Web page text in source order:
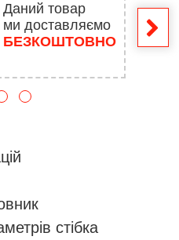
Даний товар
ми доставляємо
БЕЗКОШТОВНО
стібка